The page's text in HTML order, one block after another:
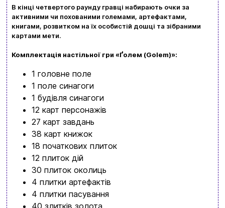
В кінці четвертого раунду гравці набирають очки за
активними чи похованими големами, артефактами,
книгами, розвитком на їх особистій дошці та зібраними
картами мети.
Комплектація настільної гри «Ґолем (Golem)»:
1 головне поле
1 поле синагоги
1 будівля синагоги
12 карт персонажів
27 карт завдань
38 карт книжок
18 початкових плиток
12 плиток дій
30 плиток околиць
4 плитки артефактів
4 плитки пасування